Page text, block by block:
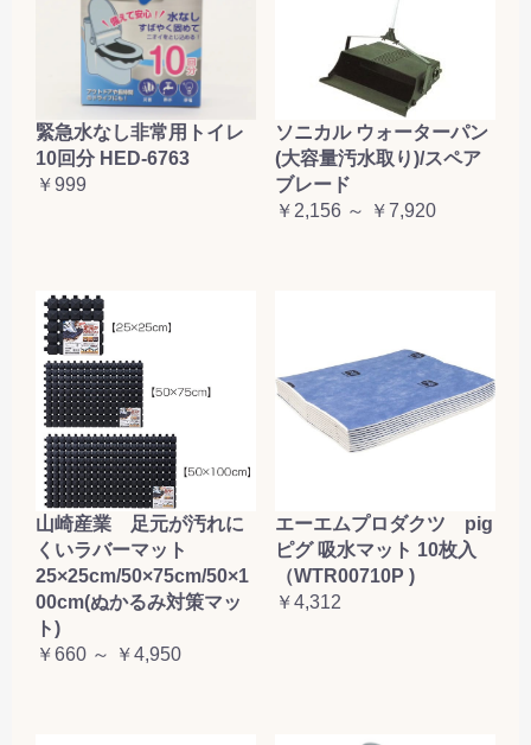
緊急水なし非常用トイレ
10回分 HED-6763
￥999
ソニカル ウォーターパン
(大容量汚水取り)/スペア
ブレード
￥2,156 ～ ￥7,920
山崎産業 足元が汚れに
くいラバーマット
25×25cm/50×75cm/50×1
00cm(ぬかるみ対策マッ
ト)
￥660 ～ ￥4,950
エーエムプロダクツ pig
ピグ 吸水マット 10枚入
（WTR00710P )
￥4,312